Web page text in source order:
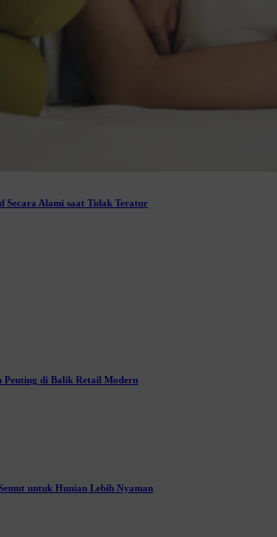
Secara Alami saat Tidak Teratur
Penting di Balik Retail Modern
untuk Hunian Lebih Nyaman